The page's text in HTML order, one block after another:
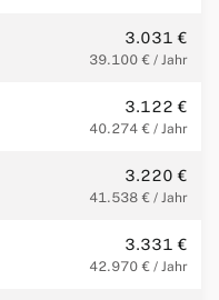
3.031 €
39.100 € / Jahr
3.122 €
40.274 € / Jahr
3.220 €
41.538 € / Jahr
3.331 €
42.970 € / Jahr